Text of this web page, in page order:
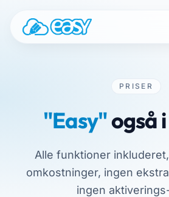
PRISER
"Easy"også
Alle funktioner
omkostninger, ingen
ingen